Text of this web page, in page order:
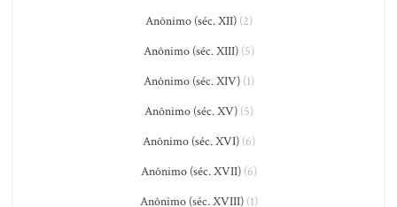
Anônimo (séc. XII)(2)
Anônimo (séc. XIII)(5)
Anônimo (séc. XIV)(1)
Anônimo (séc. XV)(5)
Anônimo (séc. XVI)(6)
Anônimo (séc. XVII)(6)
Anônimo (séc. XVIII)(1)